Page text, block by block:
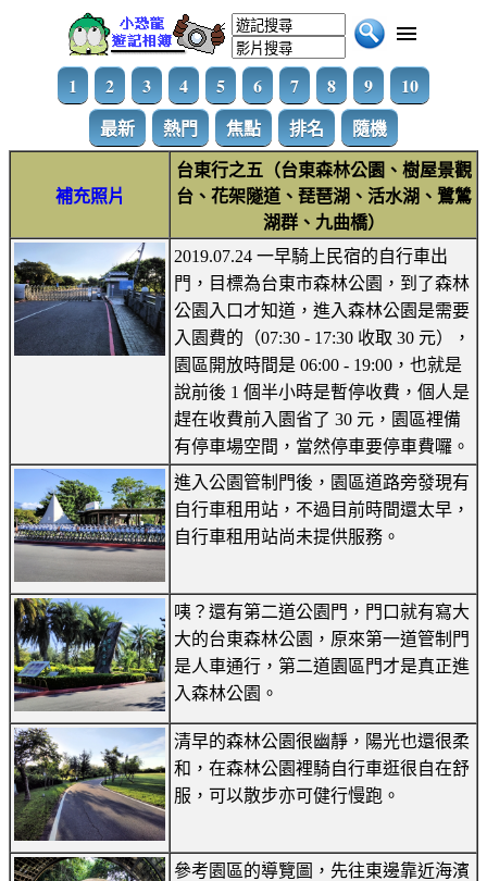
1 2 3 4 5 6 7 8 9
10
最新
熱門 焦點 排名 隨機
補充照片
台東行之五（台東森林公園、樹屋景觀
台、花架隧道、琵琶湖、活水湖、鷺鷥
湖群、九曲橋）
2019.07.24 一早騎上民宿的自行車出
門，目標為台東市森林公園，到了森林
公園入口才知道，進入森林公園是需要
入園費的（07:30 - 17:30 收取 30 元），
園區開放時間是 06:00 - 19:00，也就是
說前後 1 個半小時是暫停收費，個人是
趕在收費前入園省了 30 元，園區裡備
有停車場空間，當然停車要停車費囉。
進入公園管制門後，園區道路旁發現有
自行車租用站，不過目前時間還太早，
自行車租用站尚未提供服務。
咦？還有第二道公園門，門口就有寫大
大的台東森林公園，原來第一道管制門
是人車通行，第二道園區門才是真正進
入森林公園。
清早的森林公園很幽靜，陽光也還很柔
和，在森林公園裡騎自行車逛很自在舒
服，可以散步亦可健行慢跑。
參考園區的導覽圖，先往東邊靠近海濱